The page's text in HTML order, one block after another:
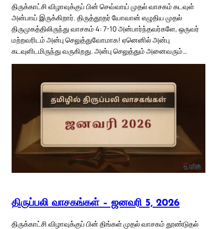
திருக்காட்சி விழாவுக்குப் பின் செவ்வாய் முதல் வாசகம் கடவுள்
அன்பாய் இருக்கிறார். திருத்தூதர் யோவான் எழுதிய முதல்
திருமுகத்திலிருந்து வாசகம் 4: 7-10 அன்பார்ந்தவர்களே, ஒருவர்
மற்றவரிடம் அன்பு செலுத்துவோமாக! ஏனெனில் அன்பு
கடவுளிடமிருந்து வருகிறது. அன்பு செலுத்தும் அனைவரும்…
திருப்பலி வாசகங்கள் – ஜனவரி 5, 2026
திருக்காட்சி விழாவுக்குப் பின் திங்கள் முதல் வாசகம் தூண்டுதல்